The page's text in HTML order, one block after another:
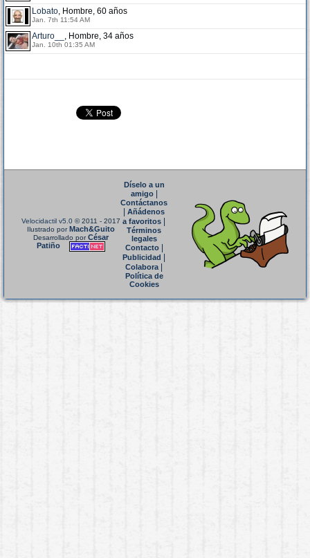
Lobato, Hombre, 60 años
Jan. 7th 11:54 AM
Arturo__ , Hombre, 34 años
Jan. 10th 01:35 AM
Velocidactil v5.0 © 2011 - 2017
Ilustrado porMach&Guito
Desarrollado porCésar
Patiño
Díselo a un
amigo|
Contáctanos
Añádenos
a favoritos
Términos
legales
Contacto|
Publicidad
Colabora|
Política de
Cookies